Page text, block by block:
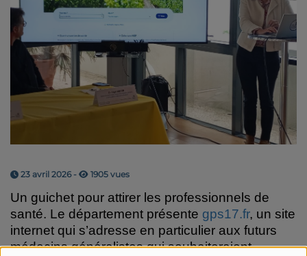
23 avril 2026 - 1905 vues
Un guichet pour attirer les professionnels de
santé. Le département présente gps17.fr, un site
internet qui s’adresse en particulier aux futurs
médecins généralistes qui souhaiteraient